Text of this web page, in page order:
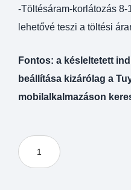
-Töltésáram-korlátozás
lehetővé teszi a töltési
Fontos: a késleltetett
beállítása kizárólag a
mobilalkalmazáson